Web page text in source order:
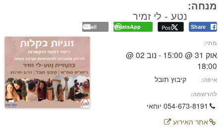
מנחה:
נטע - לי זמיר
Share
Post
WhatsApp
Email
מתי:
אוק 31 @ 15:00 - נוב 02 @
18:00
איפה: קיבוץ תובל
להרשמה:
054-673-8191 יוחאי
אתר האירוע